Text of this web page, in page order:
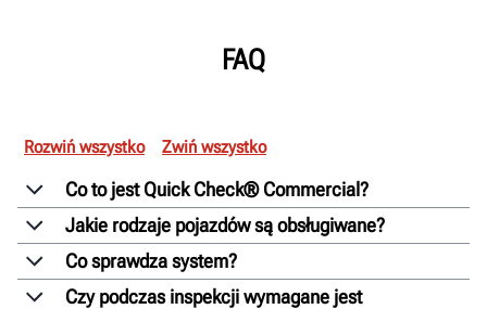
FAQ
Rozwiń wszystko Zwiń wszystko
Co to jest Quick Check® Commercial?
Jakie rodzaje pojazdów są obsługiwane?
Co sprawdza system?
Czy podczas inspekcji wymagane jest